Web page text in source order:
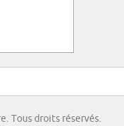
Tous droits réservés.